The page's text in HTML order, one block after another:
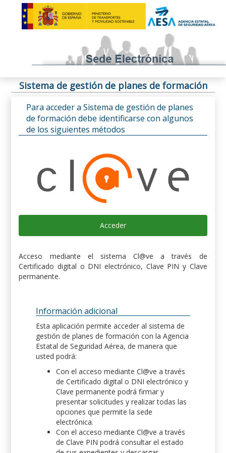
Sistema de gestión de planes de formación
Para acceder a Sistema de gestión de planes
de formación debe identificarse con algunos
de los siguientes métodos
Acceder
Acceso mediante el sistema Cl@ve a través de
Certificado digital o DNI electrónico, Clave PIN y Clave
permanente.
Información adicional
Esta aplicación permite acceder al sistema de
gestión de planes de formación con la Agencia
Estatal de Seguridad Aérea, de manera que
usted podrá:
Con el acceso mediante Cl@ve a través
de Certificado digital o DNI electrónico y
Clave permanente podrá firmar y
presentar solicitudes y realizar todas las
opciones que permite la sede
electrónica.
Con el acceso mediante Cl@ve a través
de Clave PIN podrá consultar el estado